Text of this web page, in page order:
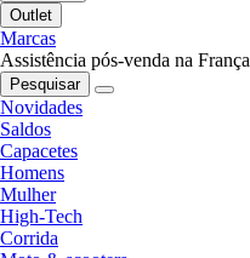
Outlet
Marcas
Assistência pós-venda na França
Pesquisar
Novidades
Saldos
Capacetes
Homens
Mulher
High-Tech
Corrida